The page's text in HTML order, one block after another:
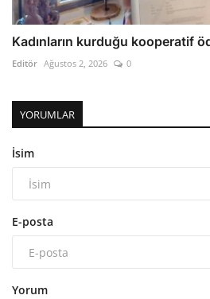
Kadınların kurduğu kooperatif
Editör Ağustos 2, 2026 0
YORUMLAR
İsim
E-posta
Yorum